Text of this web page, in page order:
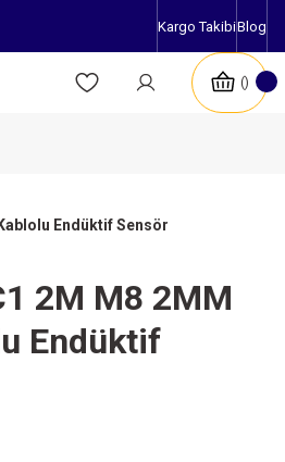
Kargo TakibiBlog
Endüktif Sensör
2M M8 2MM
Endüktif